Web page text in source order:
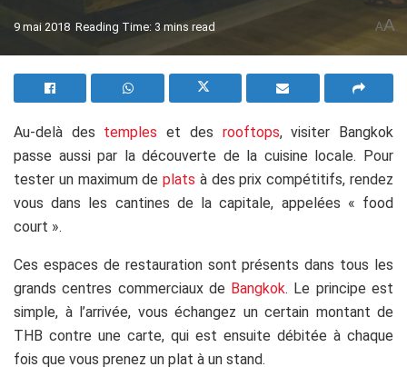
9 mai 2018 Reading Time: 3 mins read AA
Au-delà des temples et des rooftops, visiter Bangkok
passe aussi par la découverte de la cuisine locale. Pour
tester un maximum deplats à des prix compétitifs, rendez
vous dans les cantines de la capitale, appelées « food
court ».
Ces espaces de restauration sont présents dans tous les
grands centres commerciaux de Bangkok. Le principe est
simple, à l’arrivée, vous échangez un certain montant de
THB contre une carte, qui est ensuite débitée à chaque
fois que vous prenez un plat à un stand.